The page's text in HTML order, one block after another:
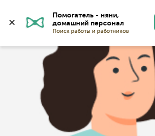
Помогатель - няни,
Поиск работы и работников